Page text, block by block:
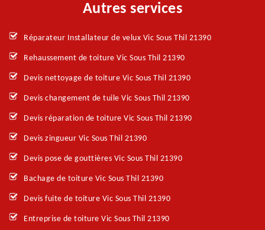
Autres services
Réparateur Installateur de velux Vic Sous Thil 21390
Rehaussement de toiture Vic Sous Thil 21390
Devis nettoyage de toiture Vic Sous Thil 21390
Devis changement de tuile Vic Sous Thil 21390
Devis réparation de toiture Vic Sous Thil 21390
Devis zingueur Vic Sous Thil 21390
Devis pose de gouttières Vic Sous Thil 21390
Bachage de toiture Vic Sous Thil 21390
Devis fuite de toiture Vic Sous Thil 21390
Entreprise de toiture Vic Sous Thil 21390